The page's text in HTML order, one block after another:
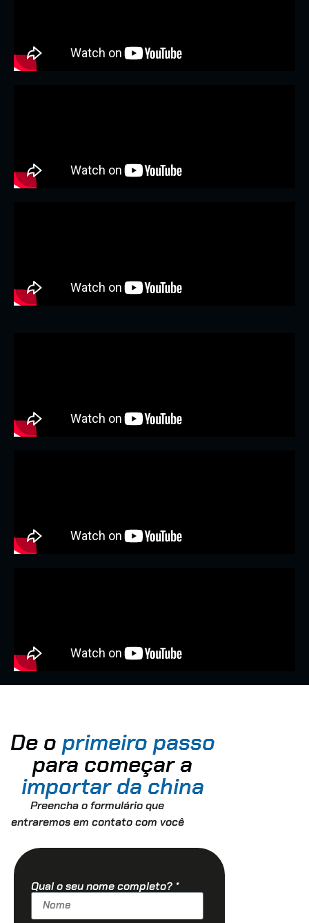
De o primeiro passo
para começar a
importar da china
Preencha o formulário que
entraremos em contato com você
Qual o seu nome completo? *